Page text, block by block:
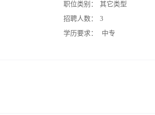
职位类别：
其它类型
招聘人数：
3
学历要求：
中专